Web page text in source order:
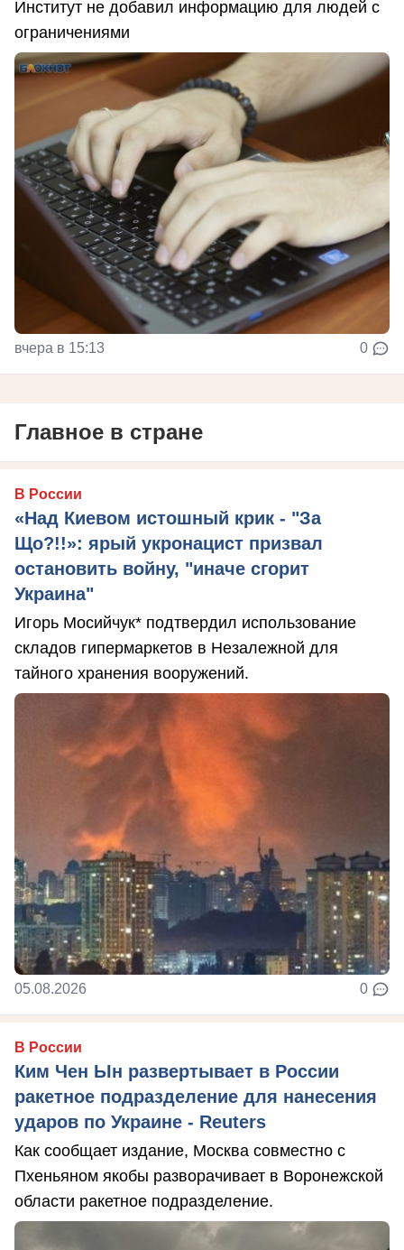
Институт не добавил информацию для людей с
ограничениями
вчера в 15:13 0
Главное в стране
В России
«Над Киевом истошный крик - "За
Що?!!»: ярый укронацист призвал
остановить войну, "иначе сгорит
Украина"
Игорь Мосийчук* подтвердил использование
складов гипермаркетов в Незалежной для
тайного хранения вооружений.
05.08.2026 0
В России
Ким Чен Ын развертывает в России
ракетное подразделение для нанесения
ударов по Украине - Reuters
Как сообщает издание, Москва совместно с
Пхеньяном якобы разворачивает в Воронежской
области ракетное подразделение.